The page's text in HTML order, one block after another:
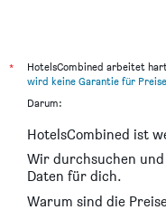
Dormy Inn Express
ibis Styles
Hotel Tradiup by the
Hotel Skypark Central
LOTTE CITY HOTEL
*
HotelsCombined arbeitet
wird keine Garantie für
Darum:
HotelsCombined ist
Wir durchsuchen und
Daten für dich.
Warum sind die